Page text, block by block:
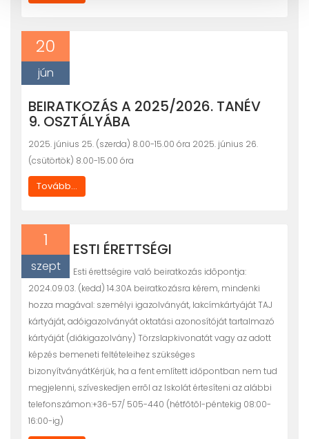
20
jún
BEIRATKOZÁS A 2025/2026. TANÉV
9. OSZTÁLYÁBA
2025. június 25. (szerda) 8.00-15.00 óra 2025. június 26.
(csütörtök) 8.00-15.00 óra
Tovább...
1
szept
ESTI ÉRETTSÉGI
Esti érettségire való beiratkozás idõpontja:
2024.09.03. (kedd) 14.30A beiratkozásra kérem, mindenki
hozza magával: személyi igazolványát, lakcímkártyáját TAJ
kártyáját, adóigazolványát oktatási azonosítóját tartalmazó
kártyáját (diákigazolvány) Törzslapkivonatát vagy az adott
képzés bemeneti feltételeihez szükséges
bizonyítványátKérjük, ha a fent említett időpontban nem tud
megjelenni, szíveskedjen errõl az Iskolát értesíteni az alábbi
telefonszámon:+36-57/ 505-440 (hétfõtõl-péntekig 08:00-
16:00-ig)